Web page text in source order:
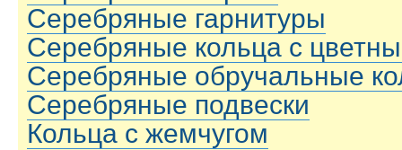
Серебряные гарнитуры
Серебряные кольца с
Серебряные обручальные
Серебряные подвески
Кольца с жемчугом